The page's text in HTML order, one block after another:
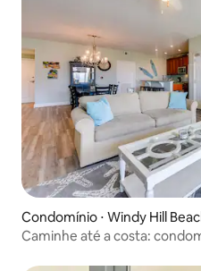
Condomínio ⋅ Windy Hill
Caminhe até a costa: